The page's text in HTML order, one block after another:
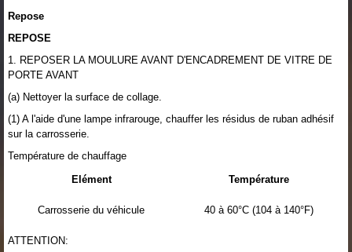
Repose
REPOSE
1. REPOSER LA MOULURE AVANT D'ENCADREMENT DE VITRE DE
PORTE AVANT
(a) Nettoyer la surface de collage.
(1) A l'aide d'une lampe infrarouge, chauffer les résidus de ruban adhésif
sur la carrosserie.
Température de chauffage
Elément
Température
Carrosserie du véhicule 40 à 60°C (104 à 140°F)
ATTENTION: